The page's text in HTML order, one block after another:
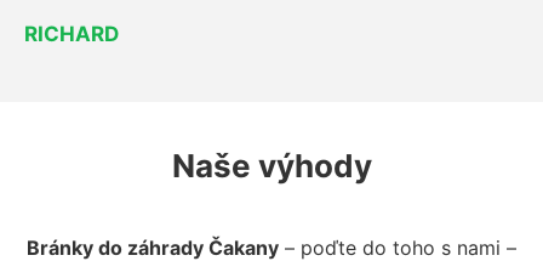
RICHARD
Naše výhody
Bránky do záhrady Čakany – poďte do toho s nami –